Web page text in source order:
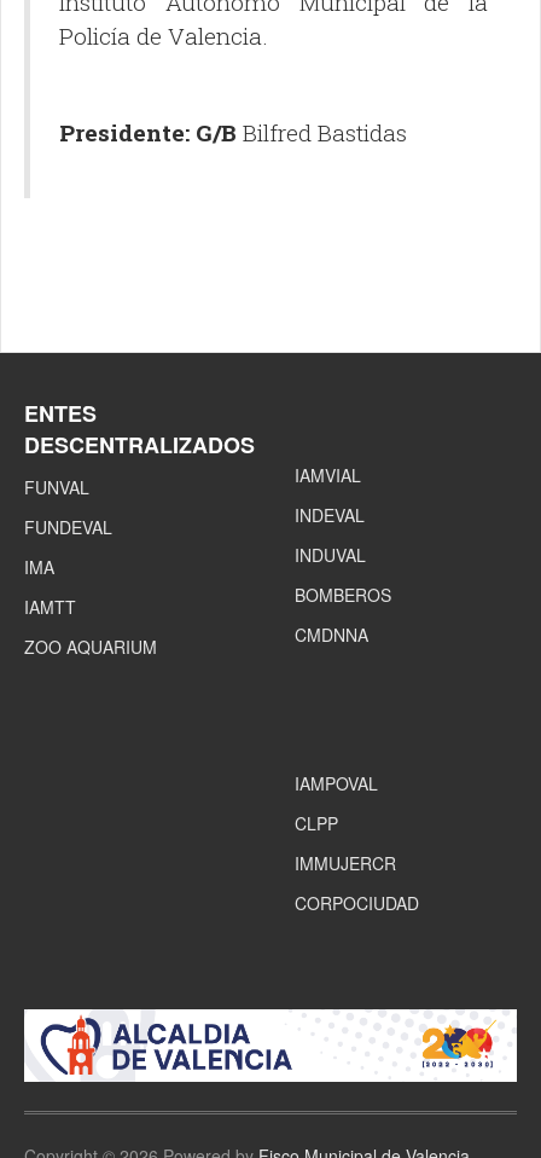
Policía de Valencia.
Presidente: G/B Bilfred Bastidas
ENTES
DESCENTRALIZADOS
FUNVAL
FUNDEVAL
IMA
IAMTT
ZOO AQUARIUM
IAMVIAL
INDEVAL
INDUVAL
BOMBEROS
CMDNNA
IAMPOVAL
CLPP
IMMUJERCR
CORPOCIUDAD